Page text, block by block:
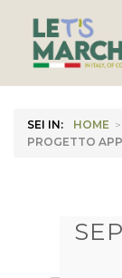
SEI IN: HOME >
PROGETTO